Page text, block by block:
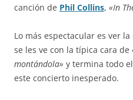
canción de Phil Collins, «In
Lo más espectacular es ver
se les ve con la típica cara de
montándola» y termina todo
este concierto inesperado.